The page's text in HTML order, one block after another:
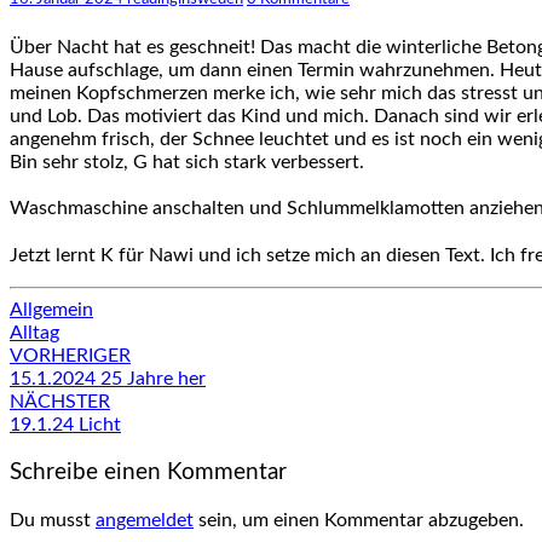
Über Nacht hat es geschneit! Das macht die winterliche
Hause aufschlage, um dann einen Termin wahrzunehmen.
meinen Kopfschmerzen merke ich, wie sehr mich das stresst
und Lob. Das motiviert das Kind und mich. Danach sind wir
angenehm frisch, der Schnee leuchtet und es ist noch ein
Bin sehr stolz, G hat sich stark verbessert.
Waschmaschine anschalten und Schlummelklamotten
Jetzt lernt K für Nawi und ich setze mich an diesen Text. Ich
Allgemein
Alltag
Beitragsnavigation
VORHERIGER
15.1.2024 25 Jahre her
NÄCHSTER
19.1.24 Licht
Schreibe einen Kommentar
Du musst angemeldet sein, um einen Kommentar abzugeben.